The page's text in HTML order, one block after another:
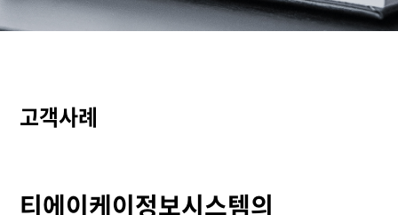
고객사례
티에이케이정보시스템의